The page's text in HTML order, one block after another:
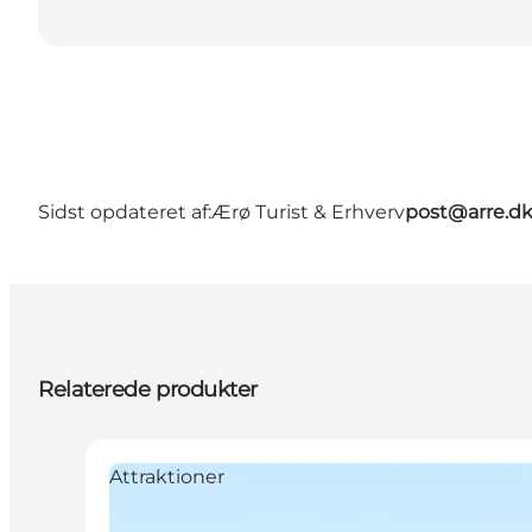
Sidst opdateret af:Ærø Turist & Erhvervpost@arre.dk
Relaterede produkter
Attraktioner